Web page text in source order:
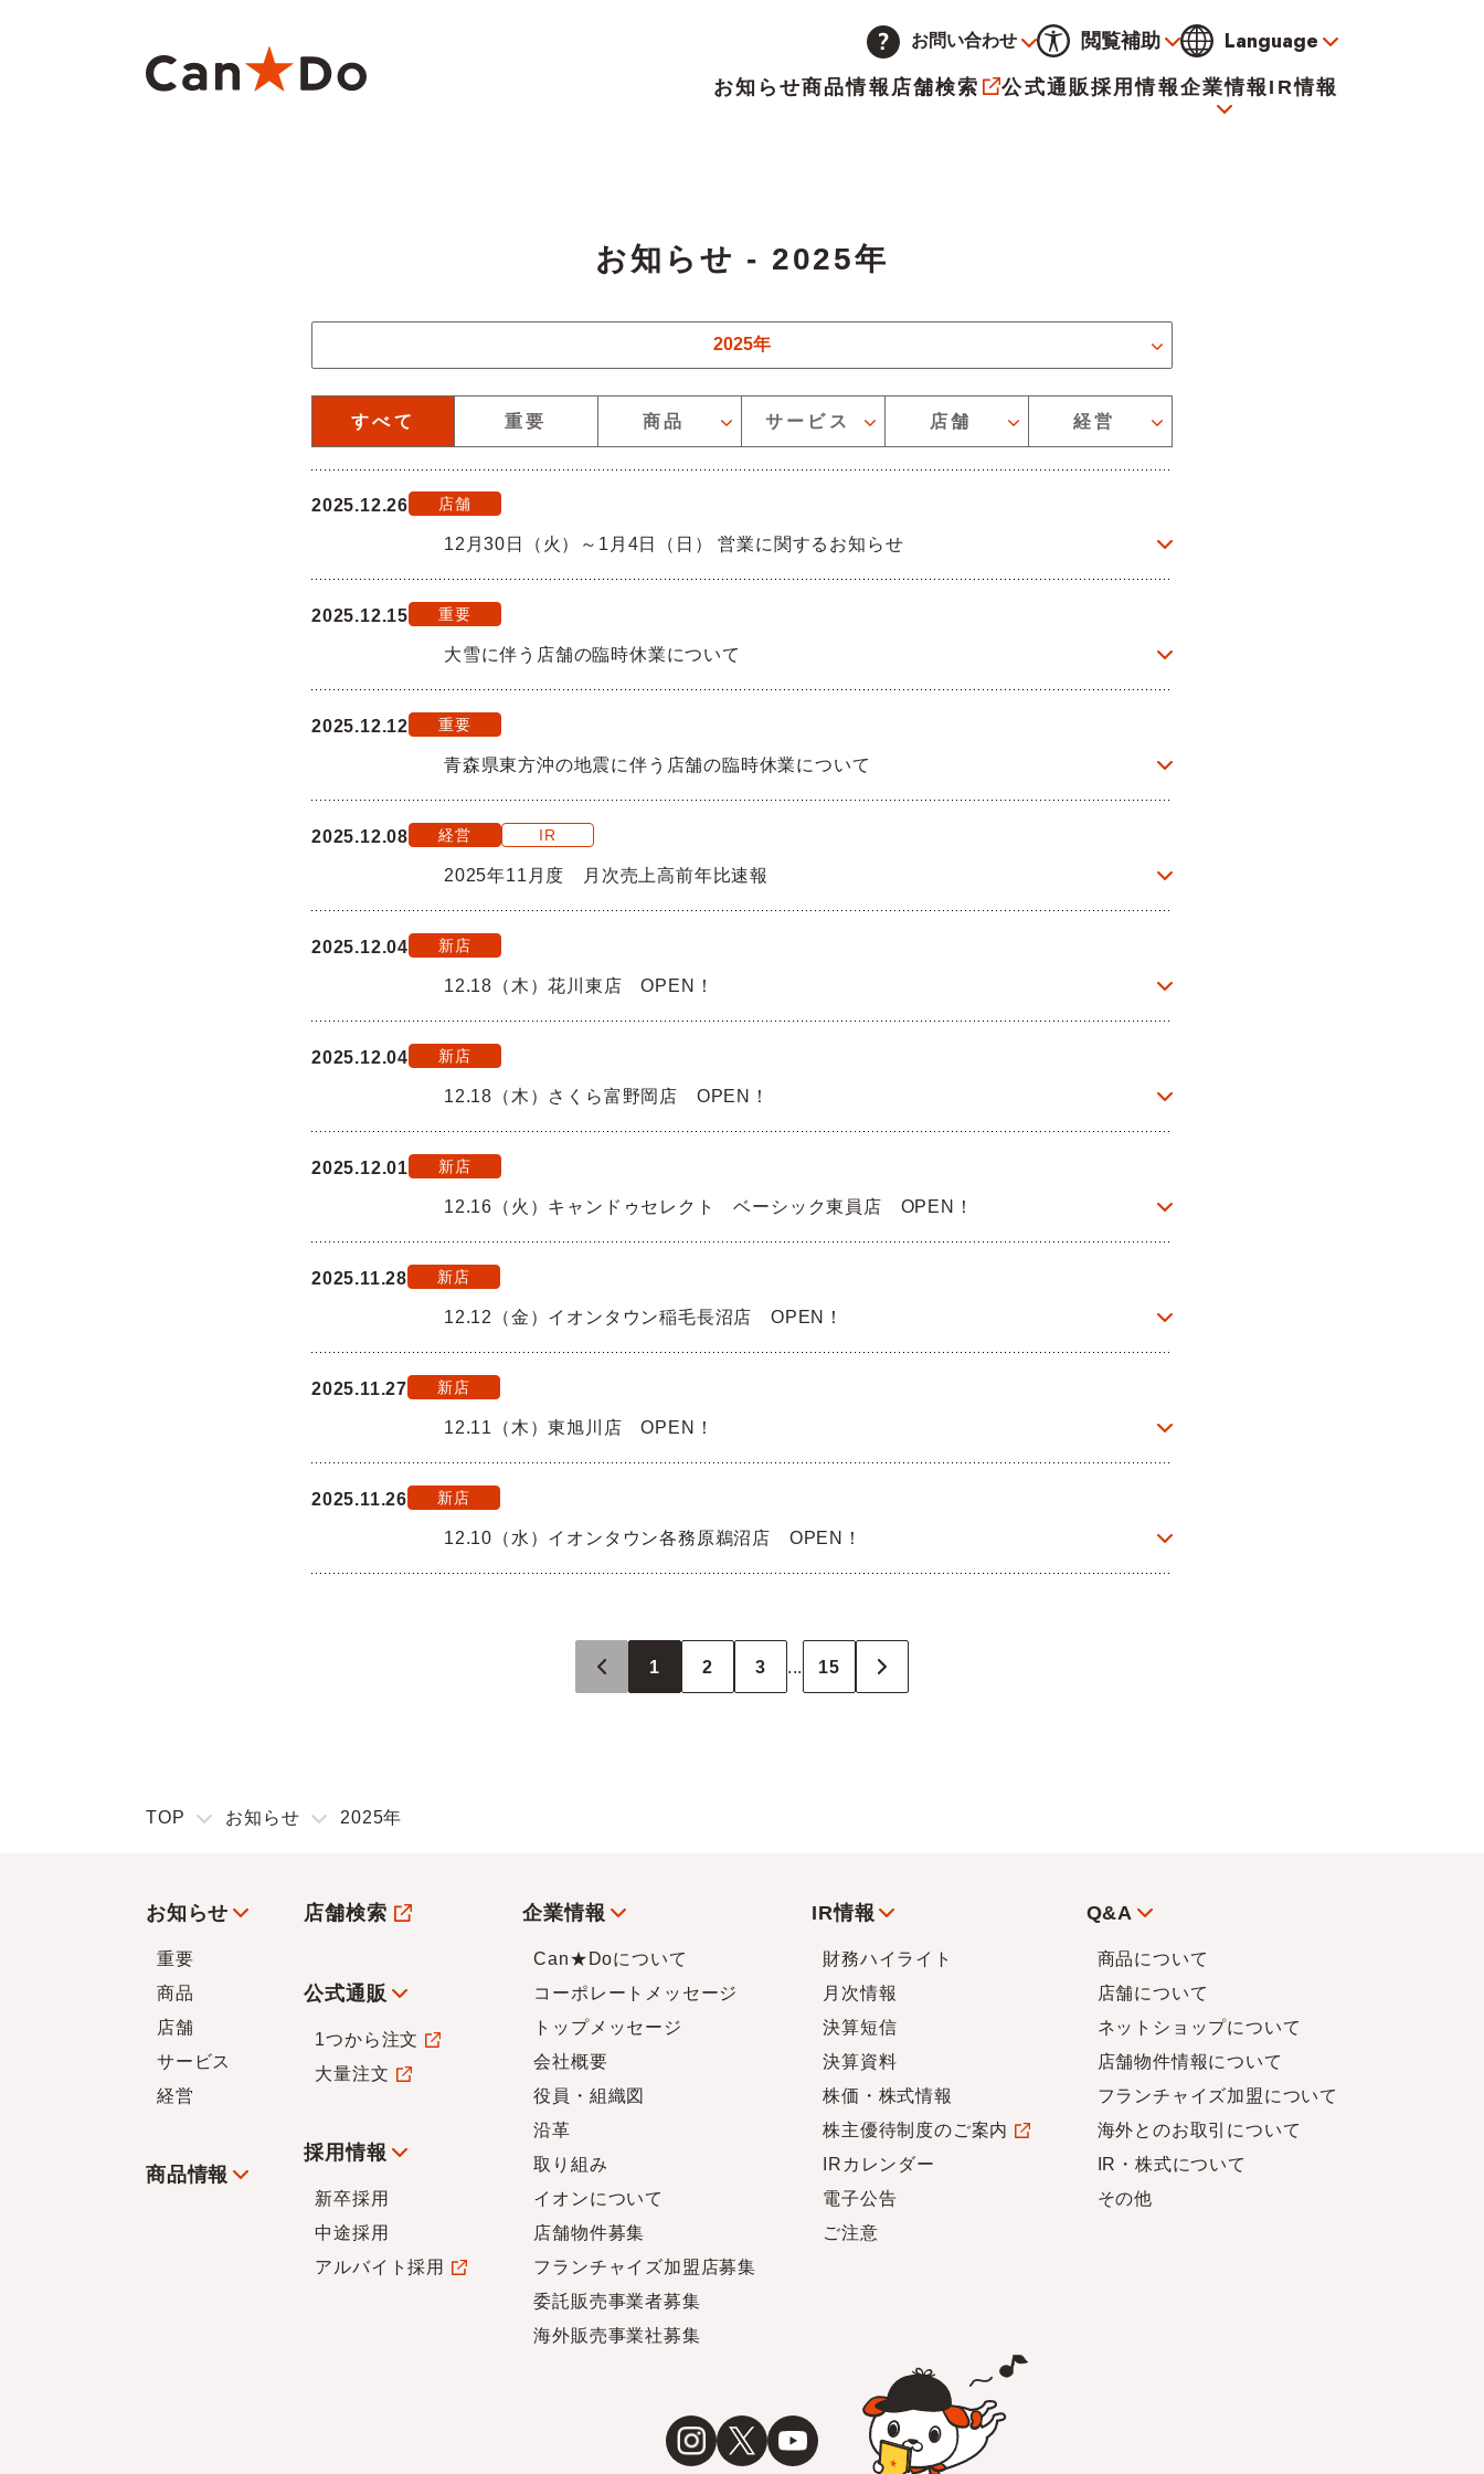
お問い合わせ
閲覧補助
通常 黒 青 黄
Language
お知らせ商品情報 店舗検索 公式通販採用情報企業情報
コーポレートメッセージ トップメッセージ
取り組み イオンについて
フランチャイズ加盟店募集 委託販売者募集 海外販売事業社募集
IR情報
株主優待制度のご案内 IRカレンダー
お知らせ - 2025年
2025年
お知らせのカテゴリーを絞り込むことができます
すべて 重要 商品 サービス 店舗 経営
2025.12.26 店舗
12月30日（火）～1月4日（日） 営業に関するお知らせ
2025.12.15 重要
大雪に伴う店舗の臨時休業について
2025.12.12 重要
青森県東方沖の地震に伴う店舗の臨時休業について
2025.12.08 経営 IR
2025年11月度 月次売上高前年比速報
2025.12.04 新店
12.18（木）花川東店 OPEN！
2025.12.04 新店
12.18（木）さくら富野岡店 OPEN！
2025.12.01 新店
12.16（火）キャンドゥセレクト ベーシック東員店 OPEN！
2025.11.28 新店
12.12（金）イオンタウン稲毛長沼店 OPEN！
2025.11.27 新店
12.11（木）東旭川店 OPEN！
2025.11.26 新店
12.10（水）イオンタウン各務原鵜沼店 OPEN！
1 2 3 ... 15
TOP お知らせ 2025年
お知らせ
重要
商品
店舗
サービス
経営
商品情報
店舗検索
公式通販
1つから注文
大量注文
採用情報
新卒採用
中途採用
アルバイト採用
企業情報
Can★Doについて
コーポレートメッセージ
トップメッセージ
会社概要
役員・組織図
沿革
取り組み
イオンについて
店舗物件募集
フランチャイズ加盟店募集
委託販売事業者募集
海外販売事業社募集
IR情報
財務ハイライト
月次情報
決算短信
決算資料
株価・株式情報
株主優待制度のご案内
IRカレンダー
電子公告
ご注意
Q&A
商品について
店舗について
ネットショップについて
店舗物件情報について
フランチャイズ加盟について
海外とのお取引について
IR・株式について
その他